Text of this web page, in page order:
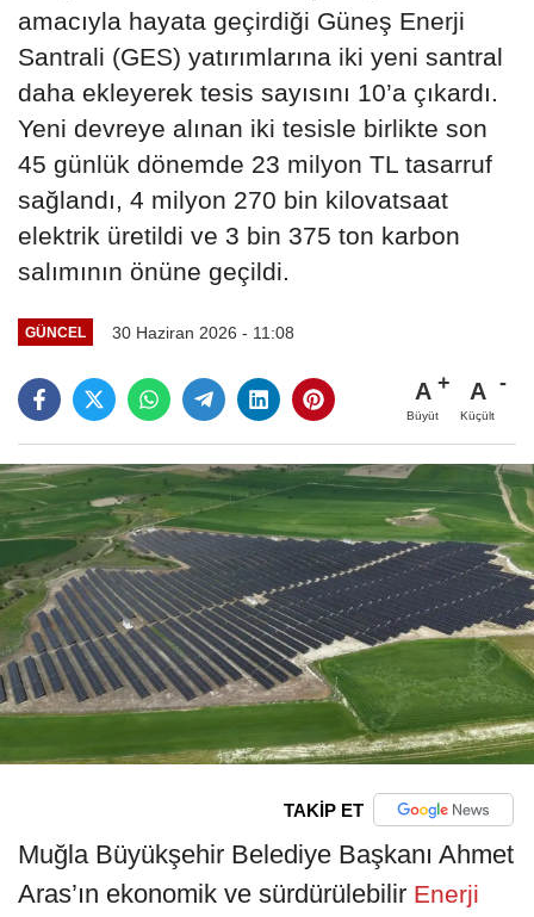
amacıyla hayata geçirdiği Güneş Enerji
Santrali (GES) yatırımlarına iki yeni santral
daha ekleyerek tesis sayısını 10’a çıkardı.
Yeni devreye alınan iki tesisle birlikte son
45 günlük dönemde 23 milyon TL tasarruf
sağlandı, 4 milyon 270 bin kilovatsaat
elektrik üretildi ve 3 bin 375 ton karbon
salımının önüne geçildi.
GÜNCEL 30 Haziran 2026 - 11:08
A
Büyüt
A
Küçült
TAKİP ET
Muğla Büyükşehir Belediye Başkanı Ahmet
Aras’ın ekonomik ve sürdürülebilir Enerji